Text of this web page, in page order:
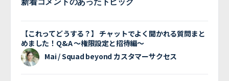
【これってどうする？】 チャットでよく聞かれる質問まと
めました！Q&A 〜権限設定と招待編〜
Mai / Squad beyond カスタマーサクセス